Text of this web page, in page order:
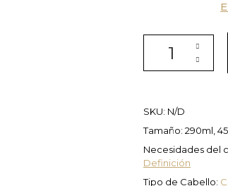
Gel definición
SKU: N/D
Tamaño: 290ml,
Necesidades del
Definición
Tipo de Cabello: